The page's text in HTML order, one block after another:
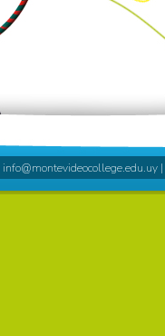
info@montevideocollege.edu.uy |